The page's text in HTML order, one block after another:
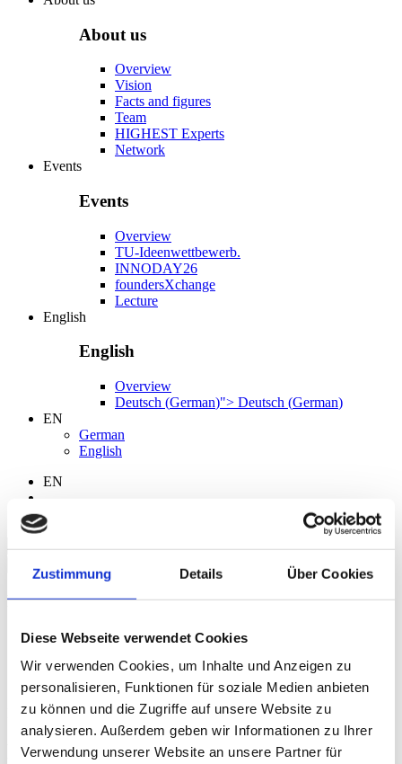
Zustimmung Details Über Cookies
Diese Webseite verwendet Cookies
Wir verwenden Cookies, um Inhalte und Anzeigen zu
personalisieren, Funktionen für soziale Medien anbieten
zu können und die Zugriffe auf unsere Website zu
analysieren. Außerdem geben wir Informationen zu Ihrer
Verwendung unserer Website an unsere Partner für
About us
Overview
Vision
Facts and figures
Team
HIGHEST Experts
Network
Events
Events
Overview
TU-Ideenwettbewerb.
INNODAY26
foundersXchange
Lecture
English
English
Overview
Deutsch (German)"> Deutsch (German)
EN
German
English
EN
Search
Language
German
HIGHEST FAQ
FAQ TU Idea Competition 13.5.25